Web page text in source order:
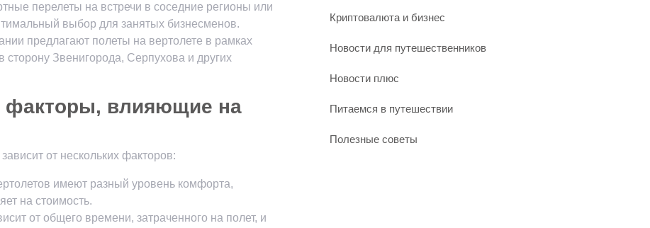
перелеты на встречи в соседние регионы или
выбор для занятых бизнесменов.
предлагают полеты на вертолете в рамках
Звенигорода, Серпухова и других
факторы, влияющие на
от нескольких факторов:
имеют разный уровень комфорта,
на стоимость.
от общего времени, затраченного на полет, и
Криптовалюта и бизнес
Новости для путешественников
Новости плюс
Питаемся в путешествии
Полезные советы